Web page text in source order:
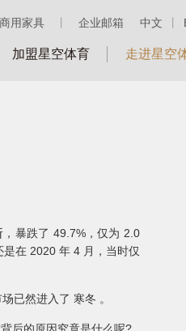
中文
商用家具 企业邮箱
加盟星空体育 走进星空
暴跌了 49.7%，仅为 2.0
在 2020 年 4 月，当时仅
已然进入了 寒冬 。